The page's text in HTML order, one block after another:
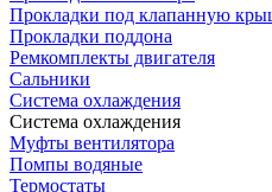
Прокладки под клапанную
Прокладки поддона
Ремкомплекты двигателя
Сальники
Система охлаждения
Система охлаждения
Муфты вентилятора
Помпы водяные
Термостаты